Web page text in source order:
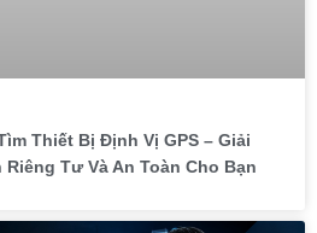
Thiết Bị Định Vị GPS – Giải
Riêng Tư Và An Toàn Cho Bạn